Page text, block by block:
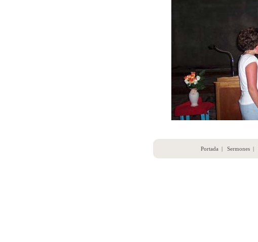
Portada | Sermones|